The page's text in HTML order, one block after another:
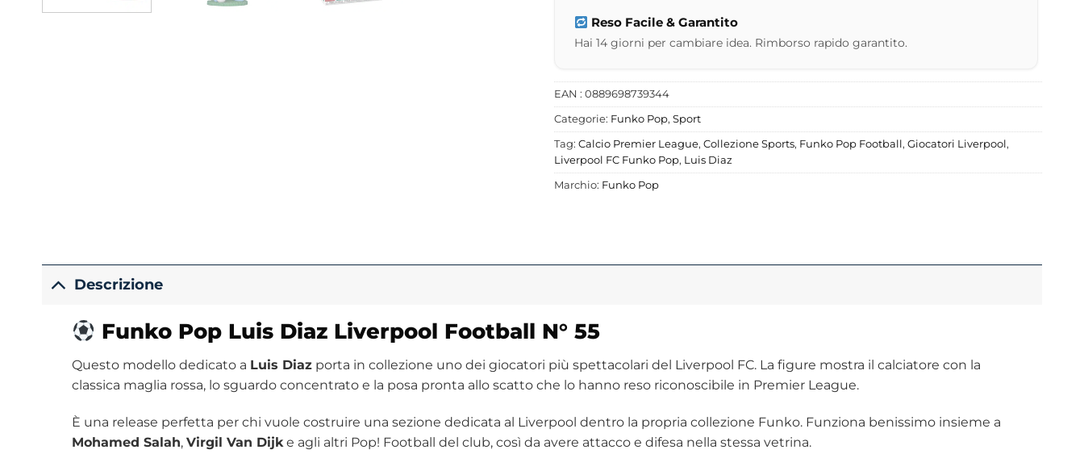
Reso Facile & Garantito
Hai 14 giorni per cambiare idea. Rimborso rapido garantito.
EAN : 0889698739344
Categorie: Funko Pop, Sport
Tag: Calcio Premier League, Collezione Sports, Funko Pop Football, Giocatori Liverpool,
Liverpool FC Funko Pop, Luis Diaz
Marchio: Funko Pop
Descrizione
FunkoPop Luis Diaz Liverpool Football N° 55
Questo modello dedicato a Luis Diazporta in collezione uno dei giocatori più spettacolari del Liverpool FC. La figure mostra il calciatore con la
classica maglia rossa, lo sguardo concentrato e la posa pronta allo scatto che lo hanno reso riconoscibile in Premier League.
È una release perfetta per chi vuole costruire una sezione dedicata al Liverpool dentro la propria collezione Funko. Funziona benissimo insieme a
Mohamed Salah, Virgil Van Dijke agli altri Pop! Football del club, così da avere attacco e difesa nella stessa vetrina.